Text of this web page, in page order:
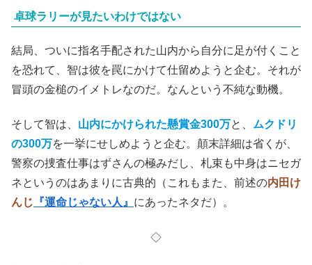
卓球ラリーが見たいわけではない
結局、ついに指名手配された山内から自分に足が付くこと
を恐れて、智は彼を罠にかけて仕留めようと企む。それが
冒頭の金槌のイメトレなのだ。なんという不純な動機。
そして智は、 山内にかけられた懸賞金300万と、 ムクドリ
の300万を一挙にせしめようと企む。顛末詳細は省くが、
警察の捜査仕事はずさんの極みだし、札束も中身はニセガ
ネというのはあまりに古典的（これもまた、前述の内田け
んじ 『運命じゃない人』 にあったネタだ）。
◇